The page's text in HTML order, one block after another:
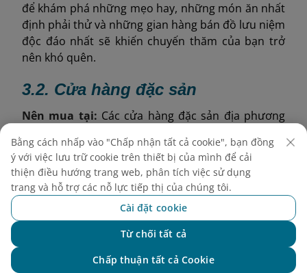
để khám phá những mẹo hay, những món ăn nhất
định phải thử và những gian hàng bán đồ lưu niệm
độc đáo nhất sẽ khiến chuyến thăm của bạn trở
nên khó quên.
3.2. Cửa hàng đặc sản
Nên mua tại: Các cửa hàng đặc sản địa phương
bay Phú Quốc.
Thuận lợi:Sản phẩm được đóng gói chuyên
nghiệp, giá cả được dán nhãn rõ ràng và dễ dàng
mang theo trong những chuyến đi dài.
Các cửa hàng được đề xuất:
Đặc sản Phú Quốc - Long Beach Center
Bằng cách nhấp vào "Chấp nhận tất cả cookie", bạn đồng
ý với việc lưu trữ cookie trên thiết bị của mình để cải
thiện điều hướng trang web, phân tích việc sử dụng
trang và hỗ trợ các nỗ lực tiếp thị của chúng tôi.
Cài đặt cookie
Từ chối tất cả
Chấp thuận tất cả Cookie